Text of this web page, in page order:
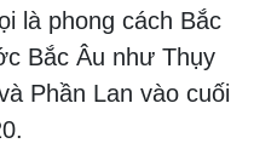
là phong cách Bắc
Bắc Âu như Thụy
Phần Lan vào cuối